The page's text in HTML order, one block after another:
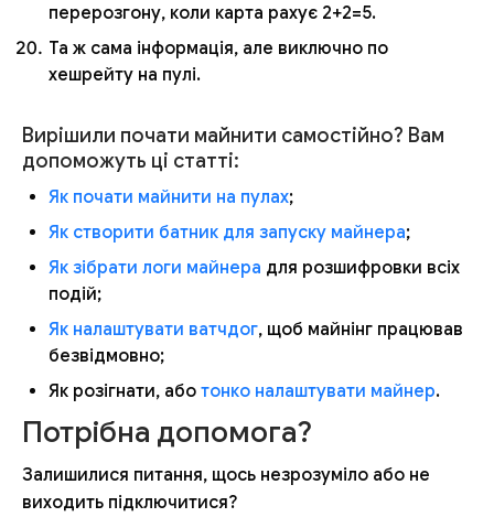
перерозгону, коли карта рахує 2+2=5.
Та ж сама інформація, але виключно по
хешрейту на пулі.
Вирішили почати майнити самостійно? Вам
допоможуть ці статті:
Як почати майнити на пулах;
Як створити батник для запуску майнера;
Як зібрати логи майнера для розшифровки всіх
подій;
Як налаштувати ватчдог, щоб майнінг працював
безвідмовно;
Як розігнати, або тонко налаштувати майнер.
Потрібна допомога?
Залишилися питання, щось незрозуміло або не
виходить підключитися?